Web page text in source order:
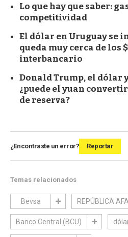
Lo que hay que saber:
competitividad
El dólar en Uruguay se
queda muy cerca de los
interbancario
Donald Trump, el dólar
¿puede el yuan
de reserva?
¿Encontraste un error? Reportar
Temas relacionados
Bevsa REPÚBLICA
Banco Central (BCU)